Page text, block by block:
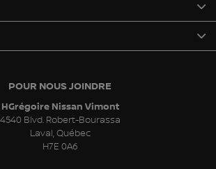
POUR NOUS JOINDRE
HGrégoire Nissan Vimont
4540 Blvd. Robert-Bourassa
Laval,Québec
H7E 0A6